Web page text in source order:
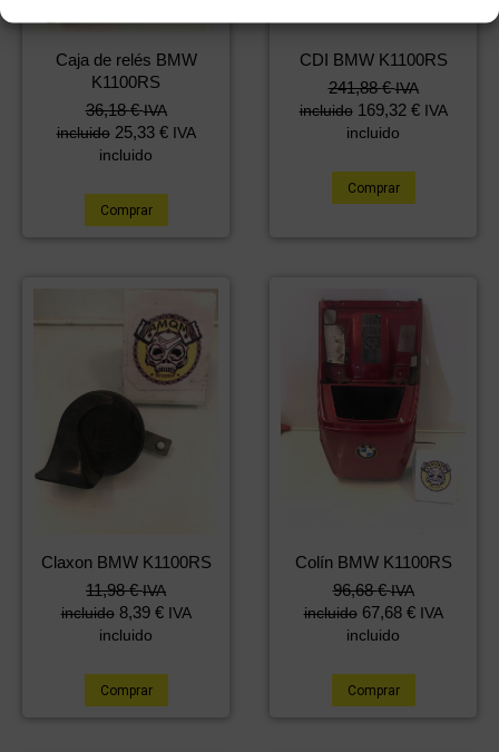
Caja de relés BMW
K1100RS
36,18€ IVA
incluido 25,33 € IVA
incluido
Comprar
CDI BMW K1100RS
241,88€ IVA
incluido 169,32 € IVA
incluido
Comprar
Claxon BMW K1100RS
11,98€ IVA
incluido 8,39 € IVA
incluido
Comprar
Colín BMW K1100RS
96,68€ IVA
incluido 67,68 € IVA
incluido
Comprar